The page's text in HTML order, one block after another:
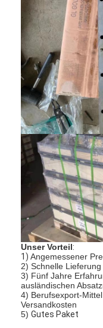
Zu Hause
Produkte
Videos
Über uns
Unser Vorteil:
1)Angemessener
2) Schnelle Lieferung
3) Fünf Jahre
ausländischen
4) Berufsexport-
Versandkosten
5)Gutes Paket